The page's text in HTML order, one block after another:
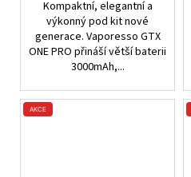
Kompaktní, elegantní a
výkonný pod kit nové
generace. Vaporesso GTX
ONE PRO přináší větší baterii
3000mAh,...
AKCE